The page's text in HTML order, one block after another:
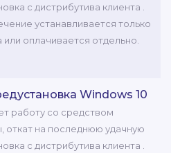
с дистрибутива клиента .
устанавливается только
или оплачивается отдельно.
Windows 10
работу со средством
откат на последнюю удачную
с дистрибутива клиента .